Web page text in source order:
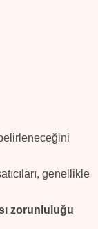
genellikle
zorunluluğu